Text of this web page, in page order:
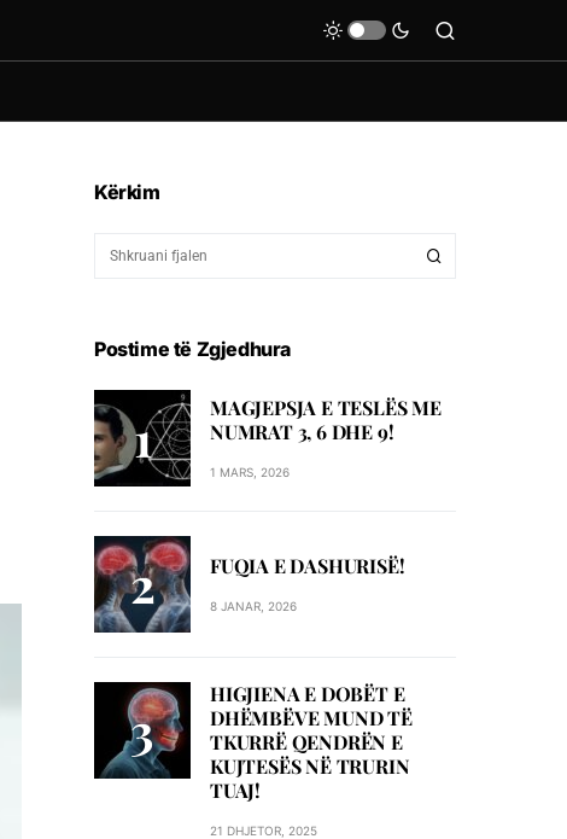
Kërkim
Postime të Zgjedhura
MAGJEPSJA E TESLËS ME
NUMRAT 3, 6 DHE 9!
1 MARS, 2026
FUQIA E DASHURISË!
8 JANAR, 2026
HIGJIENA E DOBËT E
DHËMBËVE MUND TË
TKURRË QENDRËN E
KUJTESËS NË TRURIN
TUAJ!
21 DHJETOR, 2025